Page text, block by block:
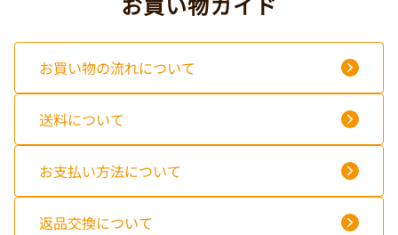
お買い物の流れについて
送料について
お支払い方法について
返品交換について